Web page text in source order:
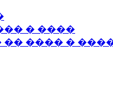
� ����
���� �